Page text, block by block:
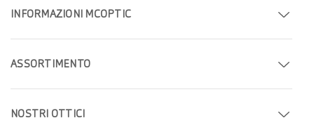
INFORMAZIONI MCOPTIC
Fissa un appuntamento
Trova il tuo negozio
ASSORTIMENTO
Occhiali
NOSTRI OTTICI